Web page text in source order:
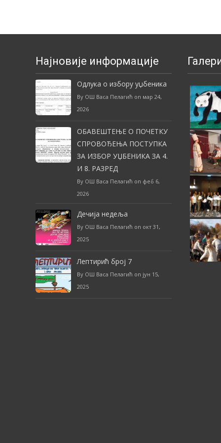
Најновије информације
Одлука о избору уџбеника
By ОШ Васа Пелагић on мар 24,
2026
ОБАВЕШТЕЊЕ О ПОЧЕТКУ
СПРОВОЂЕЊА ПОСТУПКА
ЗА ИЗБОР УЏБЕНИКА ЗА 4.
И 8. РАЗРЕД
By ОШ Васа Пелагић on феб 6,
2026
Дечија недеља
By ОШ Васа Пелагић on окт 31,
2025
Лептирић број 7
By ОШ Васа Пелагић on јун 15,
2025